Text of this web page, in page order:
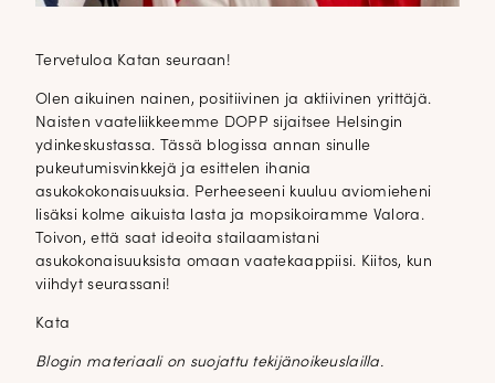
Tervetuloa Katan seuraan!
Olen aikuinen nainen, positiivinen ja aktiivinen yrittäjä.
Naisten vaateliikkeemme DOPP sijaitsee Helsingin
ydinkeskustassa. Tässä blogissa annan sinulle
pukeutumisvinkkejä ja esittelen ihania
asukokokonaisuuksia. Perheeseeni kuuluu aviomieheni
lisäksi kolme aikuista lasta ja mopsikoiramme Valora.
Toivon, että saat ideoita stailaamistani
asukokonaisuuksista omaan vaatekaappiisi. Kiitos, kun
viihdyt seurassani!
Kata
Blogin materiaali on suojattu tekijänoikeuslailla.